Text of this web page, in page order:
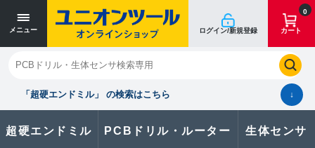
メニュー ログイン/新規登録
0
カート
「超硬エンドミル」 の検索はこちら ↓
超硬エンドミル PCBドリル・ルーター 生体センサ
閉じる
お気に入り クイックオーダー 購入履歴
寸法単位 [mm]
寸法単位 [mm]